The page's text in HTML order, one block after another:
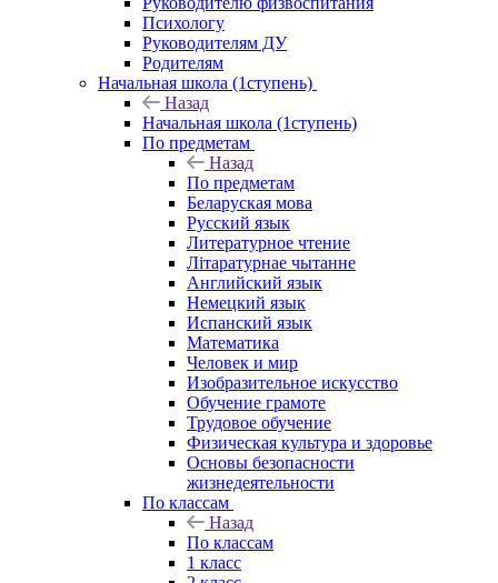
Психологу
Руководителям ДУ
Родителям
Начальная школа (1ступень)
Назад
Начальная школа (1ступень)
По предметам
Назад
По предметам
Беларуская мова
Русский язык
Литературное чтение
Літаратурнае чытанне
Английский язык
Немецкий язык
Испанский язык
Математика
Человек и мир
Изобразительное искусство
Обучение грамоте
Трудовое обучение
Физическая культура и здоровье
Основы безопасности
жизнедеятельности
По классам
Назад
По классам
1 класс